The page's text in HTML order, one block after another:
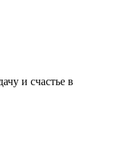
и счастье в